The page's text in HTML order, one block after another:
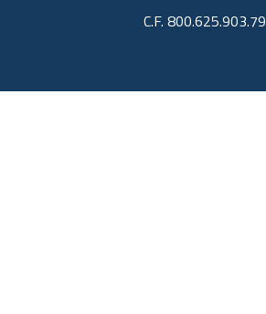
C.F. 800.625.903.79